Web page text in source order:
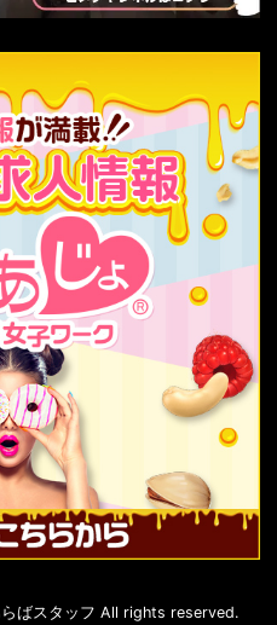
ばスタッフ All rights reserved.